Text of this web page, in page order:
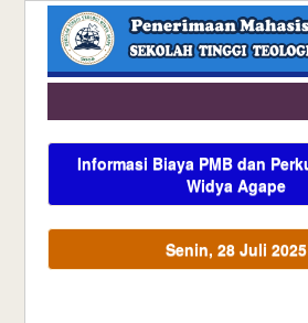
Home
Daftar Online
Data Pendaftaran
Informasi Biaya PMB dan
Widya Agape
Senin, 28 Juli 2025